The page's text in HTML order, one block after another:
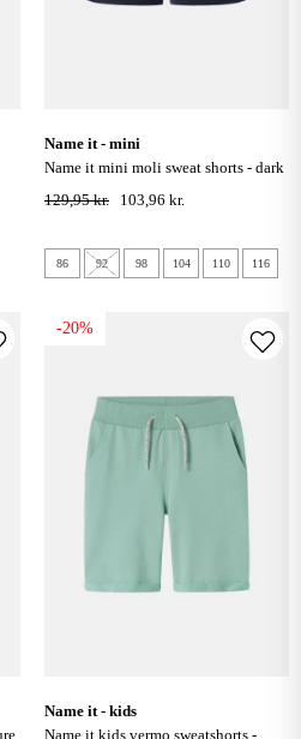
name it - mini
name it mini moli sweat shorts - dark
sapphire
129,95 kr. 103,96 kr.
86 92 98 104 110 116
-20%
name it - kids
name it kids vermo sweatshorts -